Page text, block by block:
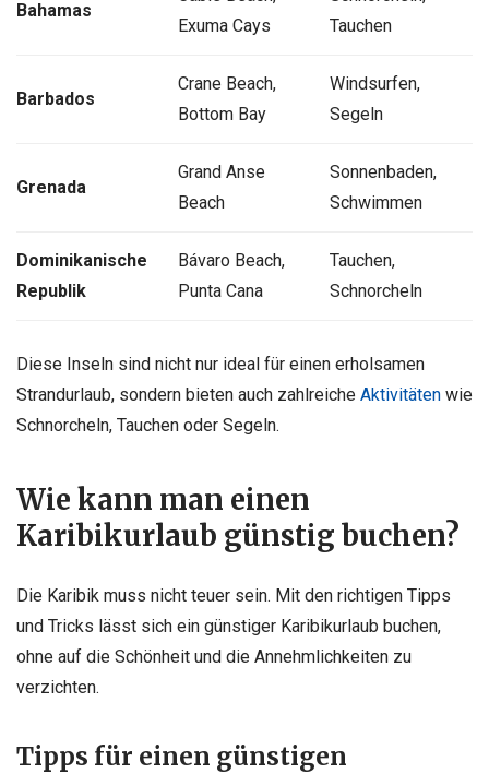
Bahamas
Exuma Cays
Tauchen
Barbados
Crane Beach,
Bottom Bay
Windsurfen,
Segeln
Grenada
Grand Anse
Beach
Sonnenbaden,
Schwimmen
Dominikanische
Republik
Bávaro Beach,
Punta Cana
Tauchen,
Schnorcheln
Diese Inseln sind nicht nur ideal für einen erholsamen
Strandurlaub, sondern bieten auch zahlreiche Aktivitäten wie
Schnorcheln, Tauchen oder Segeln.
Wie kann man einen
Karibikurlaub günstig buchen?
Die Karibik muss nicht teuer sein. Mit den richtigen Tipps
und Tricks lässt sich ein günstiger Karibikurlaub buchen,
ohne auf die Schönheit und die Annehmlichkeiten zu
verzichten.
Tipps für einen günstigen